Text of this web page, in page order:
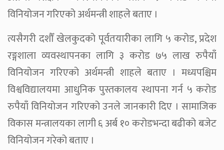
विनियोजन गरिएको अर्थमन्त्री शाहले बताए ।
त्यसैगरी दशौँ खेलकुदको पूर्वतयारीका लागि ५ करोड, प्रदेश
रङ्गशाला व्यवस्थापनका लागि ३ करोड ७५ लाख रुपैयाँ
विनियोजन गरिएको अर्थमन्त्री शाहले बताए । मध्यपश्चिम
विश्वविद्यालयमा आधुनिक पुस्तकालय स्थापना गर्न ५ करोड
रुपैयाँ विनियोजन गरिएको उनले जानकारी दिए । सामाजिक
विकास मन्त्रालयका लागी ६ अर्ब १० करोडभन्दा बढीको बजेट
विनियोजन गरेको बताए ।